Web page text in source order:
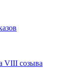
VIII созыва